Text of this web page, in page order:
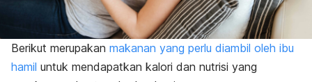
Berikut merupakan makanan yang perlu diambil oleh ibu
hamil untuk mendapatkan kalori dan nutrisi yang